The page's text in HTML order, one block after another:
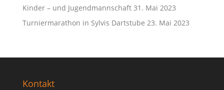
Kinder – und Jugendmannschaft 31. Mai 2023
Turniermarathon in Sylvis Dartstube 23. Mai 2023
Kontakt